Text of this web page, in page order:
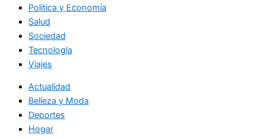
Política y Economía
Salud
Sociedad
Tecnología
Viajes
Actualidad
Belleza y Moda
Deportes
Hogar